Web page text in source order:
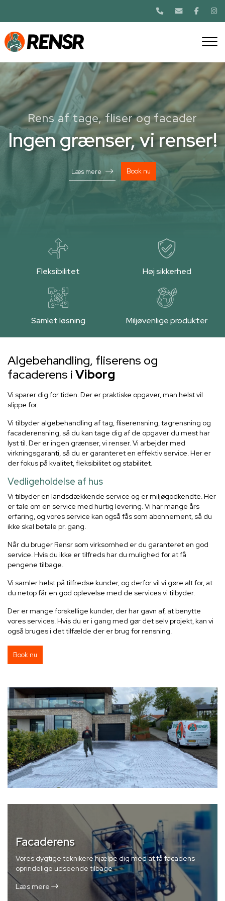
hovedindhold
Rens af tage, fliser og facader
Ingen grænser, vi renser!
Læs mere Book nu
Rens af tage, fliser og facader
Ingen grænser, vi renser!
Læs mere Book nu
Fleksibilitet Høj sikkerhed
Samlet løsning Miljøvenlige produkter
Algebehandling, fliserens og
facaderens iViborg
Vi sparer dig for tiden. Der er praktiske opgaver, man helst vil
slippe for.
Vi tilbyder algebehandling af tag, fliserensning, tagrensning og
facaderensning, så du kan tage dig af de opgaver du mest har
lyst til. Der er ingen grænser, vi renser. Vi arbejder med
virkningsgaranti, så du er garanteret en effektiv service. Her er
der fokus på kvalitet, fleksibilitet og stabilitet.
Vedligeholdelse af hus
Vi tilbyder en landsdækkende service og er miljøgodkendte. Her
er tale om en service med hurtig levering. Vi har mange års
erfaring, og vores service kan også fås som abonnement, så du
ikke skal betale pr. gang.
Når du bruger Rensr som virksomhed er du garanteret en god
service. Hvis du ikke er tilfreds har du mulighed for at få
pengene tilbage.
Vi samler helst på tilfredse kunder, og derfor vil vi gøre alt for, at
du netop får en god oplevelse med de services vi tilbyder.
Der er mange forskellige kunder, der har gavn af, at benytte
vores services. Hvis du er i gang med gør det selv projekt, kan vi
også bruges i det tilfælde der er brug for rensning.
Book nu
Facaderens
Vores dygtige teknikere hjælpe dig med at få facadens
oprindelige udseende tilbage
Læs mere